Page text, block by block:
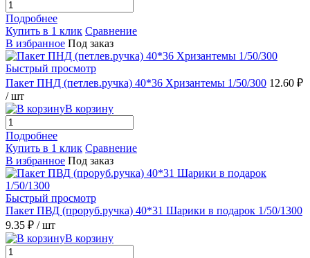
Подробнее
Купить в 1 клик Сравнение
В избранное Под заказ
Быстрый просмотр
Пакет ПНД (петлев.ручка) 40*36 Хризантемы 1/50/300 12.60 ₽
/ шт
В корзину
Подробнее
Купить в 1 клик Сравнение
В избранное Под заказ
Быстрый просмотр
Пакет ПВД (проруб.ручка) 40*31 Шарики в подарок 1/50/1300
9.35 ₽ / шт
В корзину